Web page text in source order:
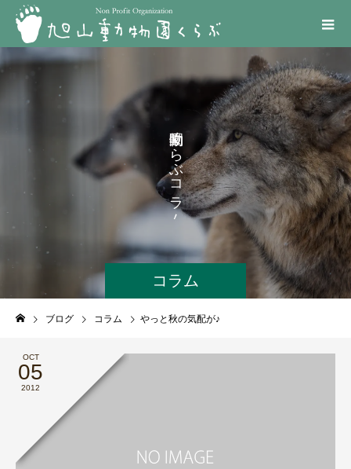
コラム
く
ら
ぶ
コ
ラ
ム
ブログ コラム やっと秋の気配が♪
OCT
05
2012